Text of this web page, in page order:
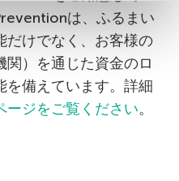
は、ふるまい
だけでなく、お客様の
）を通じた資金のロ
を備えています。詳細
ージをご覧ください。